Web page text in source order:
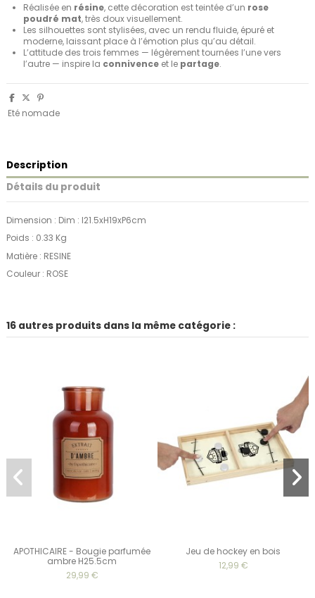
Réalisée en résine, cette décoration est teintée d’un rose
poudré mat, très doux visuellement.
Les silhouettes sont stylisées, avec un rendu fluide, épuré et
moderne, laissant place à l’émotion plus qu’au détail.
L’attitude des trois femmes — légèrement tournées l’une vers
l’autre — inspire la connivence et le partage.
Eté nomade
Description
Détails du produit
Dimension : Dim : l21.5xH19xP6cm
Poids : 0.33 Kg
Matière : RESINE
Couleur : ROSE
16 autres produits dans la même catégorie :
APOTHICAIRE - Bougie parfumée
ambre H25.5cm
29,99 €
Jeu de hockey en bois
12,99 €